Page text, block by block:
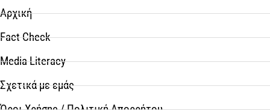
Αρχική
Fact Check
Media Literacy
Σχετικά με εμάς